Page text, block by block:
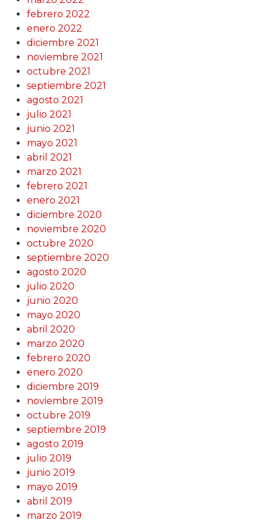
febrero 2022
enero 2022
diciembre 2021
noviembre 2021
octubre 2021
septiembre 2021
agosto 2021
julio 2021
junio 2021
mayo 2021
abril 2021
marzo 2021
febrero 2021
enero 2021
diciembre 2020
noviembre 2020
octubre 2020
septiembre 2020
agosto 2020
julio 2020
junio 2020
mayo 2020
abril 2020
marzo 2020
febrero 2020
enero 2020
diciembre 2019
noviembre 2019
octubre 2019
septiembre 2019
agosto 2019
julio 2019
junio 2019
mayo 2019
abril 2019
marzo 2019